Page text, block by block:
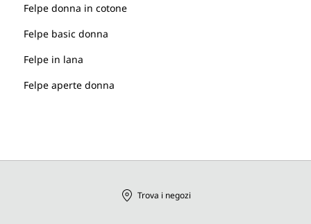
Felpe donna in cotone
Felpe basic donna
Felpe in lana
Felpe aperte donna
Trova i negozi